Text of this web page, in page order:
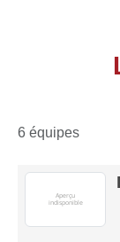
6 équipes